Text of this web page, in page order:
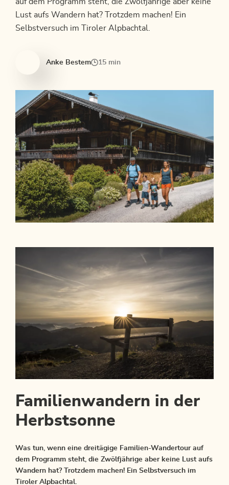
Lust aufs Wandern hat? Trotzdem machen! Ein
Selbstversuch im Tiroler Alpbachtal.
Anke Bestem 15 min
Familienwandern in der
Herbstsonne
Was tun, wenn eine dreitägige Familien-Wandertour auf
dem Programm steht, die Zwölfjährige aber keine Lust aufs
Wandern hat? Trotzdem machen! Ein Selbstversuch im
Tiroler Alpbachtal.